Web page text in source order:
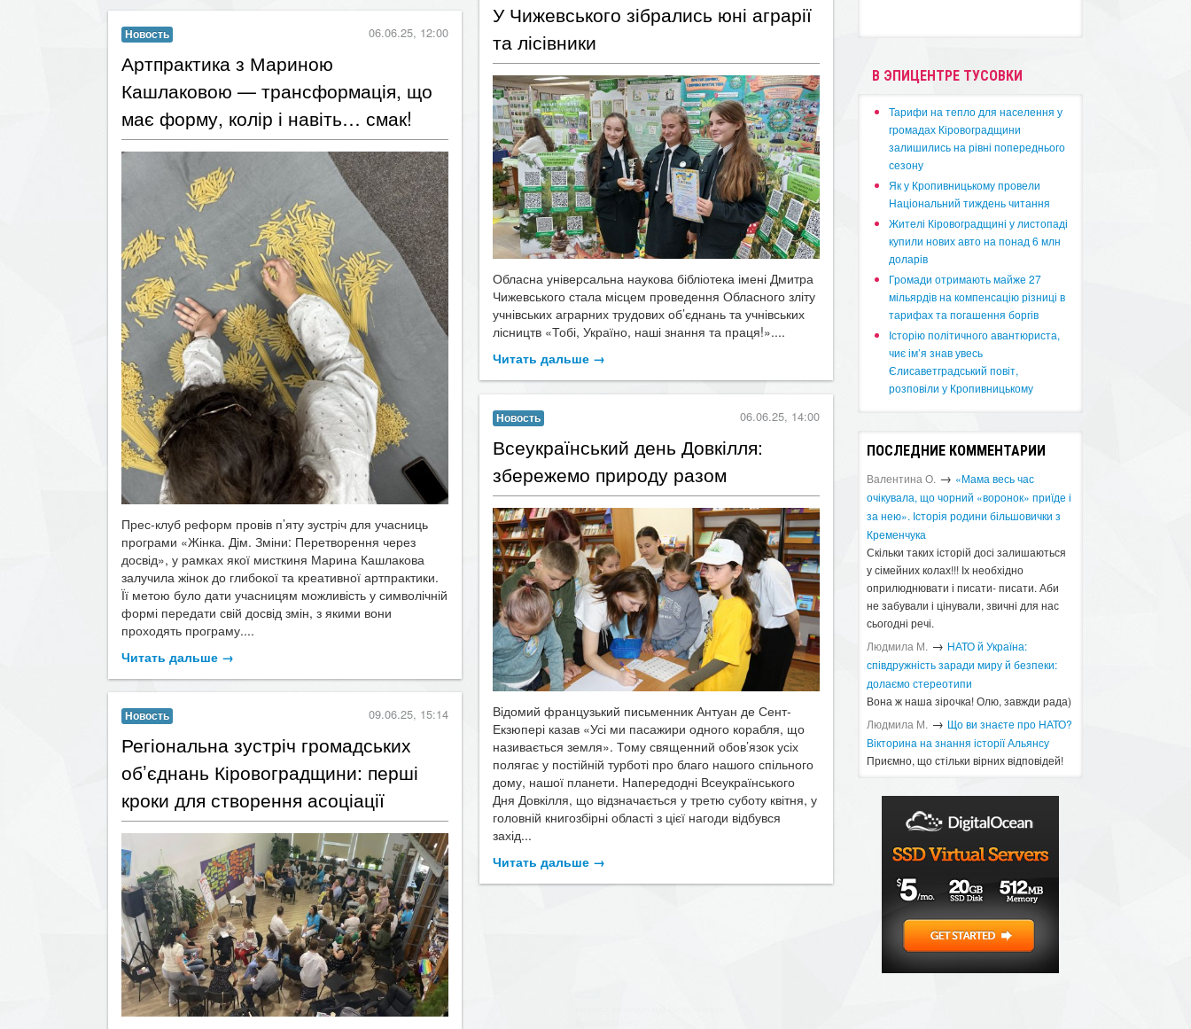
​У Чижевського зібрались юні аграрії
та лісівники
Обласна універсальна наукова бібліотека імені Дмитра
Чижевського стала місцем проведення Обласного зліту
учнівських аграрних трудових об’єднань та учнівських
лісництв «Тобі, Україно, наші знання та праця!»....
Читать дальше →
Новость 06.06.25, 12:00
​Артпрактика з Мариною
Кашлаковою — трансформація, що
має форму, колір і навіть… смак!
Прес-клуб реформ провів п’яту зустріч для учасниць
програми «Жінка. Дім. Зміни: Перетворення через
досвід», у рамках якої мисткиня Марина Кашлакова
залучила жінок до глибокої та креативної артпрактики.
Її метою було дати учасницям можливість у символічній
формі передати свій досвід змін, з якими вони
проходять програму....
Читать дальше →
Новость 06.06.25, 14:00
​Всеукраїнський день Довкілля:
збережемо природу разом
Відомий французький письменник Антуан де Сент-
Екзюпері казав «Усі ми пасажири одного корабля, що
називається земля». Тому священний обов’язок усіх
полягає у постійній турботі про благо нашого спільного
дому, нашої планети. Напередодні Всеукраїнського
Дня Довкілля, що відзначається у третю суботу квітня, у
головній книгозбірні області з цієї нагоди відбувся
захід...
Читать дальше →
Новость 09.06.25, 15:14
Регіональна зустріч громадських
обʼєднань Кіровоградщини: перші
кроки для створення асоціації
В ЭПИЦЕНТРЕ ТУСОВКИ
​Тарифи на тепло для населення у
громадах Кіровоградщини
залишились на рівні попереднього
сезону
​Як у Кропивницькому провели
Національний тиждень читання
​Жителі Кіровоградщині у листопаді
купили нових авто на понад 6 млн
доларів
​Громади отримають майже 27
мільярдів на компенсацію різниці в
тарифах та погашення боргів
Історію політичного авантюриста,
чиє ім’я знав увесь
Єлисаветградський повіт,
розповіли у Кропивницькому
ПОСЛЕДНИЕ КОММЕНТАРИИ
Валентина О. → «Мама весь час
очікувала, що чорний «воронок» приїде і
за нею». Історія родини більшовички з
Кременчука
Скільки таких історій досі залишаються
у сімейних колах!!! Іх необхідно
оприлюднювати і писати- писати. Аби
не забували і цінували, звичні для нас
сьогодні речі.
Людмила М. → ​НАТО й Україна:
співдружність заради миру й безпеки:
долаємо стереотипи
Вона ж наша зірочка! Олю, завжди рада)
Людмила М. → Що ви знаєте про НАТО?
Вікторина на знання історії Альянсу ​
Приємно, що стільки вірних відповідей!